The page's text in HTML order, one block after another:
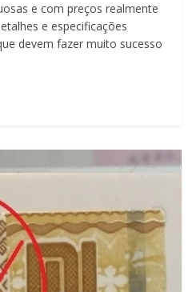
e com preços realmente
e especificações
devem fazer muito sucesso